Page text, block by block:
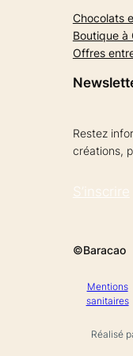
Chocolats
Boutique à
Offres
Restez
créations,
S’inscrire
©Baracao
Mentions
sanitaires
Réalisé